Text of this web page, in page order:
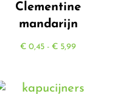
Clementine
mandarijn
€ 0,45 - € 5,99